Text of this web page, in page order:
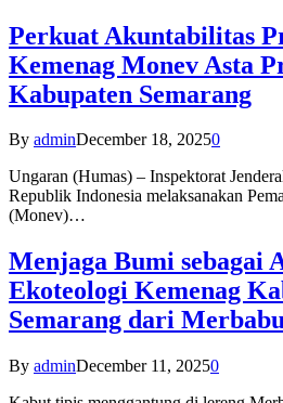
Perkuat Akuntabilitas
Kemenag Monev Asta
Kabupaten Semarang
By adminDecember 18, 20250
Ungaran (Humas) – Inspektorat
Republik Indonesia melaksanakan
(Monev)…
Menjaga Bumi sebagai
Ekoteologi Kemenag
Semarang dari
By adminDecember 11, 20250